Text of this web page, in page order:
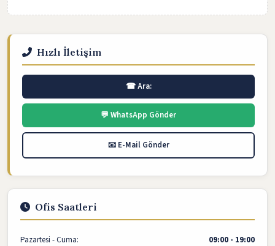
Hızlı İletişim
☎ Ara:
💬 WhatsApp Gönder
📧 E-Mail Gönder
Ofis Saatleri
Pazartesi - Cuma:
09:00 - 19:00